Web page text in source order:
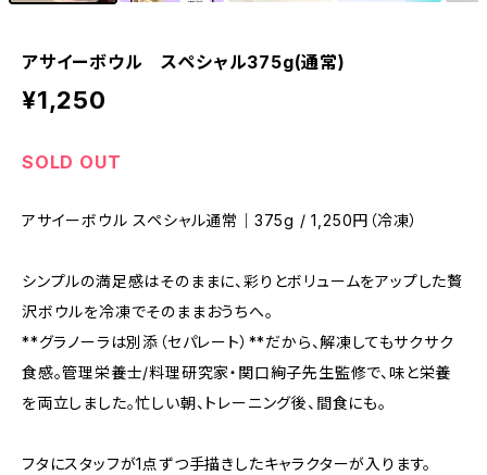
アサイーボウル スペシャル375g(通常)
¥1,250
SOLD OUT
アサイーボウル スペシャル通常｜375g / 1,250円（冷凍）
シンプルの満足感はそのままに、彩りとボリュームをアップした贅
沢ボウルを冷凍でそのままおうちへ。
**グラノーラは別添（セパレート）**だから、解凍してもサクサク
食感。管理栄養士/料理研究家・関口絢子先生監修で、味と栄養
を両立しました。忙しい朝、トレーニング後、間食にも。
フタにスタッフが1点ずつ手描きしたキャラクターが入ります。